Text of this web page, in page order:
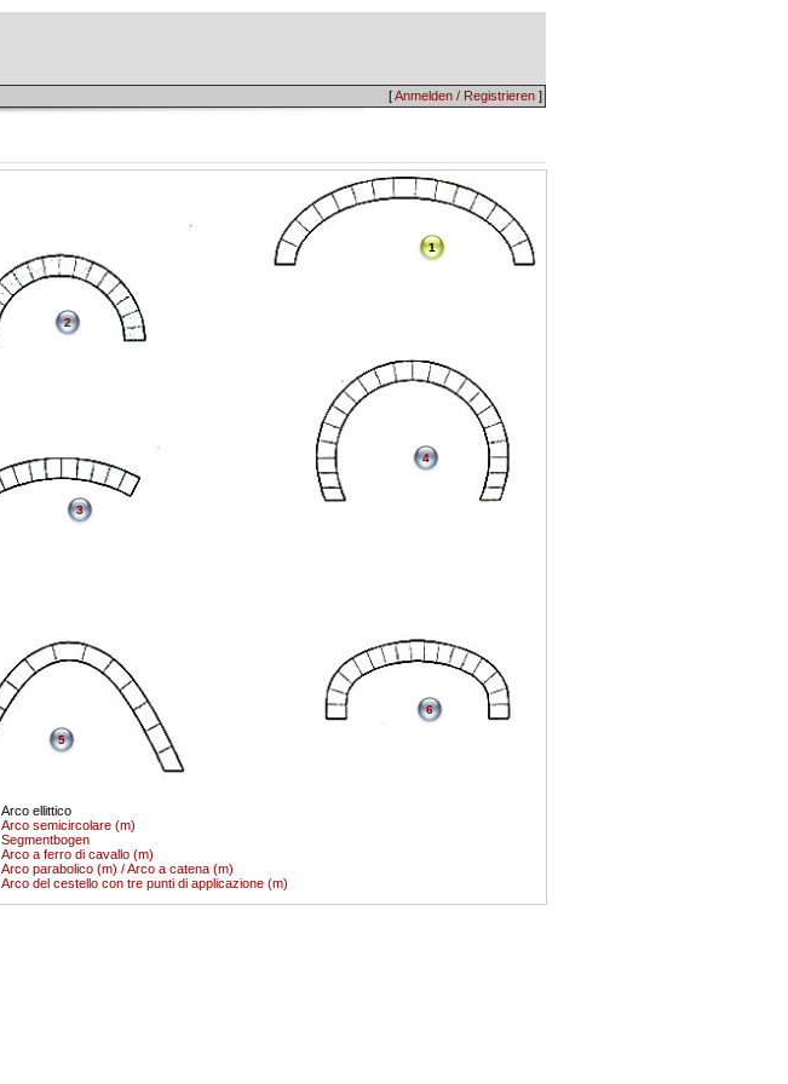
[Anmelden / Registrieren ]
1
Arco ellittico
Arco semicircolare (m)
2
Segmentbogen
3
Arco a ferro di cavallo (m)
4
Arco parabolico (m) / Arco a catena (m)
5
Arco del cestello con tre punti di applicazione (m)
6